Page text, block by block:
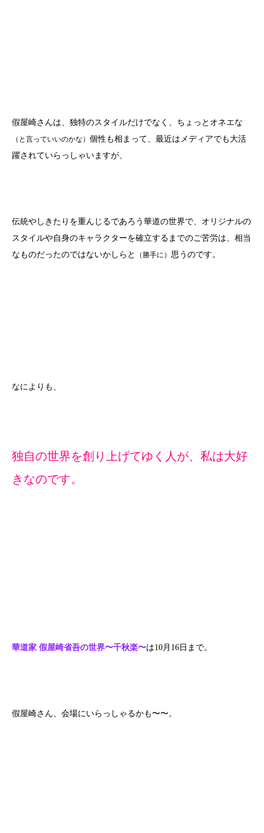
假屋崎さんは、独特のスタイルだけでなく、ちょっとオネエな
（と言っていいのかな） 個性も相まって、最近はメディアでも大活
躍されていらっしゃいますが、
伝統やしきたりを重んじるであろう華道の世界で、オリジナルの
スタイルや自身のキャラクターを確立するまでのご苦労は、相当
なものだったのではないかしらと
（勝手に） 思うのです。
なによりも、
独自の世界を創り上げてゆく人が、私は大好
きなのです。
華道家 假屋崎省吾の世界〜千秋楽〜は10月16日まで。
假屋崎さん、会場にいらっしゃるかも〜〜。